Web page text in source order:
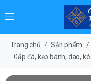
Trang chủ / Sản phẩm /
Gắp đá, kẹp bánh, dao,